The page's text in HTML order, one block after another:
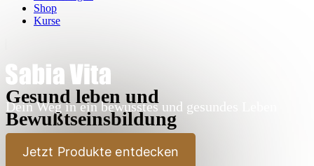
Shop
Kurse
Dein Weg in ein bewusstes und gesundes Leben
Jetzt Produkte entdecken
Gesund leben und
Bewußtseinsbildung
Lieber Leser,